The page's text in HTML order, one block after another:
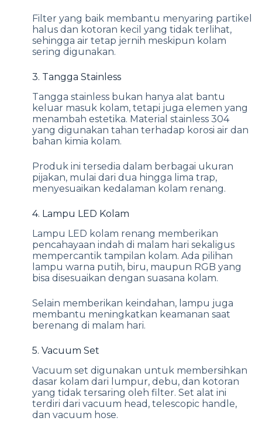
Filter yang baik membantu menyaring partikel
halus dan kotoran kecil yang tidak terlihat,
sehingga air tetap jernih meskipun kolam
sering digunakan.
3. Tangga Stainless
Tangga stainless bukan hanya alat bantu
keluar masuk kolam, tetapi juga elemen yang
menambah estetika. Material stainless 304
yang digunakan tahan terhadap korosi air dan
bahan kimia kolam.
Produk ini tersedia dalam berbagai ukuran
pijakan, mulai dari dua hingga lima trap,
menyesuaikan kedalaman kolam renang.
4. Lampu LED Kolam
Lampu LED kolam renang memberikan
pencahayaan indah di malam hari sekaligus
mempercantik tampilan kolam. Ada pilihan
lampu warna putih, biru, maupun RGB yang
bisa disesuaikan dengan suasana kolam.
Selain memberikan keindahan, lampu juga
membantu meningkatkan keamanan saat
berenang di malam hari.
5. Vacuum Set
Vacuum set digunakan untuk membersihkan
dasar kolam dari lumpur, debu, dan kotoran
yang tidak tersaring oleh filter. Set alat ini
terdiri dari vacuum head, telescopic handle,
dan vacuum hose.